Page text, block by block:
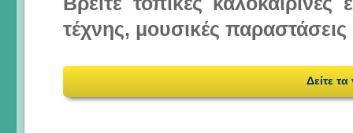
τέχνης, μουσικές
Δείτε